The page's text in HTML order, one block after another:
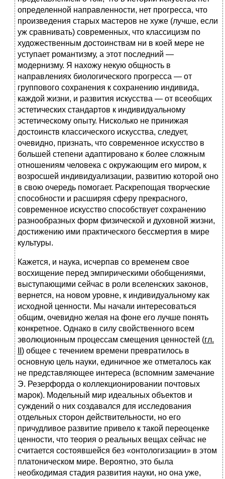
определенной направленности, нет прогресса, что
произведения старых мастеров не хуже (лучше, если
уж сравнивать) современных, что классицизм по
художественным достоинствам ни в коей мере не
уступает романтизму, а этот последний —
модернизму. Я нахожу некую общность в
направлениях биологического прогресса — от
группового сохранения к сохранению индивида,
каждой жизни, и развития искусства — от всеобщих
эстетических стандартов к индивидуальному
эстетическому опыту. Нисколько не принижая
достоинств классического искусства, следует,
очевидно, признать, что современное искусство в
большей степени адаптировано к более сложным
отношениям человека с окружающим его миром, к
возросшей индивидуализации, развитию которой оно
в свою очередь помогает. Раскрепощая творческие
способности и расширяя сферу прекрасного,
современное искусство способствует сохранению
разнообразных форм физической и духовной жизни,
достижению ими практического бессмертия в мире
культуры.
Кажется, и наука, исчерпав со временем свое
восхищение перед эмпирическими обобщениями,
выступающими сейчас в роли вселенских законов,
вернется, на новом уровне, к индивидуальному как
исходной ценности. Мы начали интересоваться
общим, очевидно желая на фоне его лучше понять
конкретное. Однако в силу свойственного всем
эволюционным процессам смещения ценностей (гл.
) общее с течением времени превратилось в
основную цель науки, единичное же отметалось как
не представляющее интереса (вспомним замечание
Э. Резерфорда о коллекционировании почтовых
марок). Модельный мир идеальных объектов и
суждений о них создавался для исследования
отдельных сторон действительности, но его
причудливое развитие привело к такой переоценке
ценности, что теория о реальных вещах сейчас не
считается состоявшейся без «онтологизации» в этом
платоническом мире. Вероятно, это была
необходимая стадия развития науки, но она уже,